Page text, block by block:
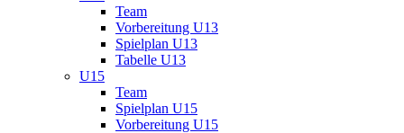
Team
Vorbereitung U13
Spielplan U13
Tabelle U13
U15
Team
Spielplan U15
Vorbereitung U15